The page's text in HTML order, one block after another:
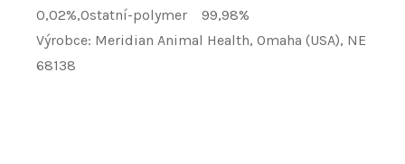
0,02%,Ostatní-polymer 99,98%
Výrobce: Meridian Animal Health, Omaha (USA), NE
68138